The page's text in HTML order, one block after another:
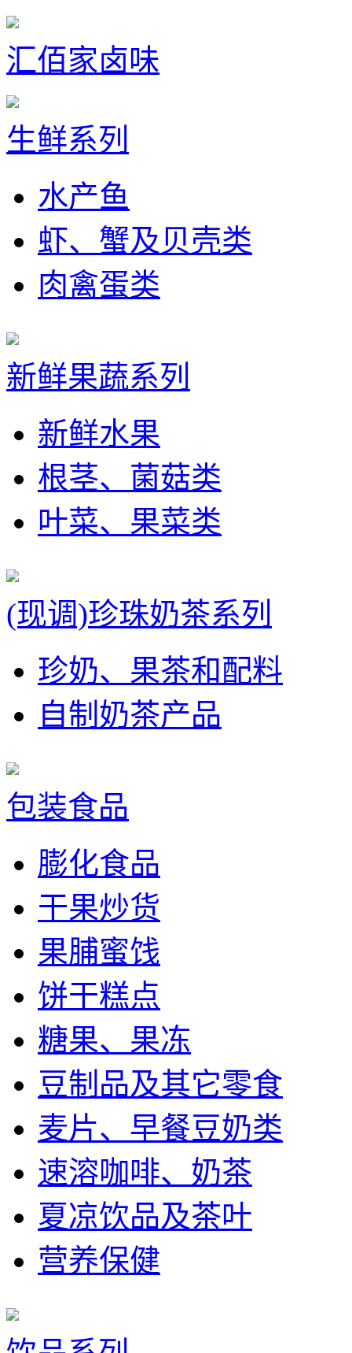
汇佰家卤味
生鲜系列
水产鱼
虾、蟹及贝壳类
肉禽蛋类
新鲜果蔬系列
新鲜水果
根茎、菌菇类
叶菜、果菜类
(现调)珍珠奶茶系列
珍奶、果茶和配料
自制奶茶产品
包装食品
膨化食品
干果炒货
果脯蜜饯
饼干糕点
糖果、果冻
豆制品及其它零食
麦片、早餐豆奶类
速溶咖啡、奶茶
夏凉饮品及茶叶
营养保健